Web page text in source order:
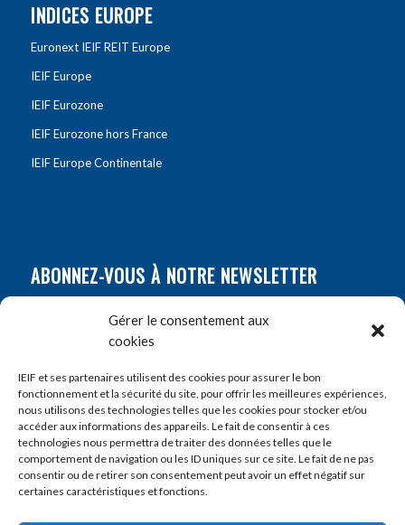
Gérer le consentement aux
cookies
IEIF et ses partenaires utilisent des cookies pour assurer le bon
fonctionnement et la sécurité du site, pour offrir les meilleures expériences,
nous utilisons des technologies telles que les cookies pour stocker et/ou
accéder aux informations des appareils. Le fait de consentir à ces
technologies nous permettra de traiter des données telles que le
comportement de navigation ou les ID uniques sur ce site. Le fait de ne pas
consentir ou de retirer son consentement peut avoir un effet négatif sur
certaines caractéristiques et fonctions.
INDICES EUROPE
Euronext IEIF REIT Europe
IEIF Europe
IEIF Eurozone
IEIF Eurozone hors France
IEIF Europe Continentale
ABONNEZ-VOUS À NOTRE NEWSLETTER
Prénom*
E-mail*